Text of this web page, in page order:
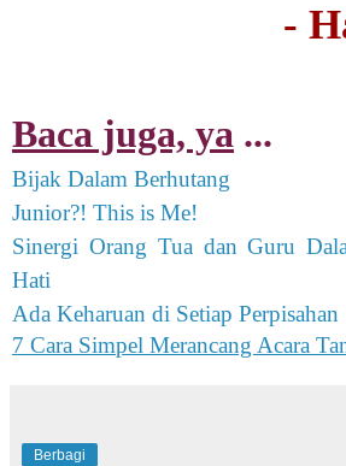
-
Baca juga, ya ...
Bijak Dalam Berhutang
Junior?! This is Me!
Sinergi Orang Tua dan Guru
Hati
Ada Keharuan di Setiap Perpisahan
7 Cara Simpel Merancang Acara
Berbagi